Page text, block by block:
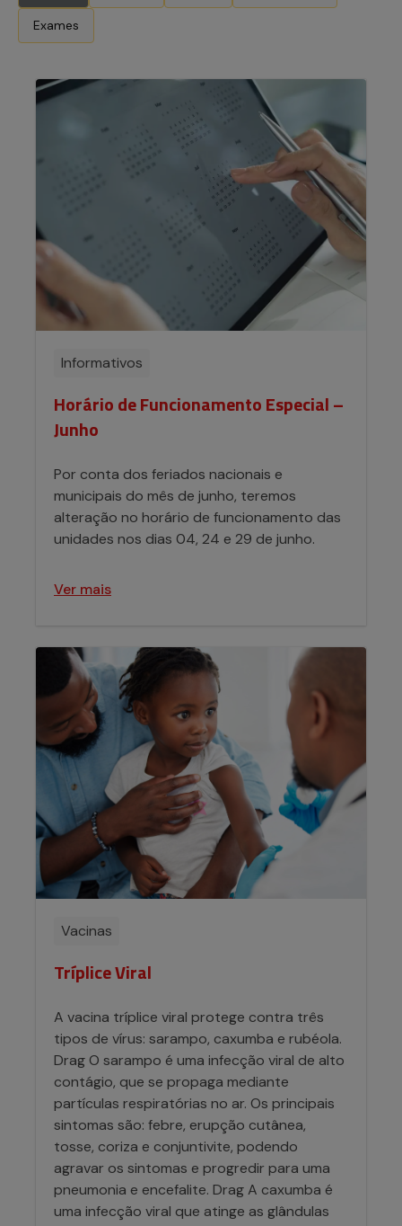
Exames
Informativos
Horário de Funcionamento Especial –
Junho
Por conta dos feriados nacionais e
municipais do mês de junho, teremos
alteração no horário de funcionamento das
unidades nos dias 04, 24 e 29 de junho.
Ver mais
Vacinas
Tríplice Viral
A vacina tríplice viral protege contra três
tipos de vírus: sarampo, caxumba e rubéola.
Drag O sarampo é uma infecção viral de alto
contágio, que se propaga mediante
partículas respiratórias no ar. Os principais
sintomas são: febre, erupção cutânea,
tosse, coriza e conjuntivite, podendo
agravar os sintomas e progredir para uma
pneumonia e encefalite. Drag A caxumba é
uma infecção viral que atinge as glândulas